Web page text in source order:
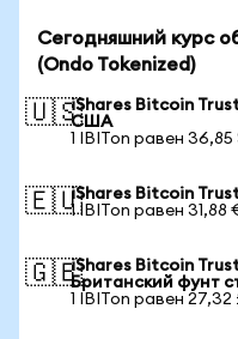
Сегодняшний курс
(Ondo Tokenized)
🇺🇸iShares Bitcoin
США
1 IBITon равен 36,85
🇪🇺iShares Bitcoin
1 IBITon равен 31,88
🇬🇧iShares Bitcoin
Британский фунт
1 IBITon равен 27,32